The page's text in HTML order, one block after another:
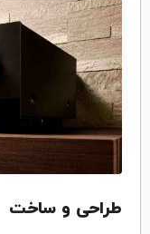
طراحی و ساخت